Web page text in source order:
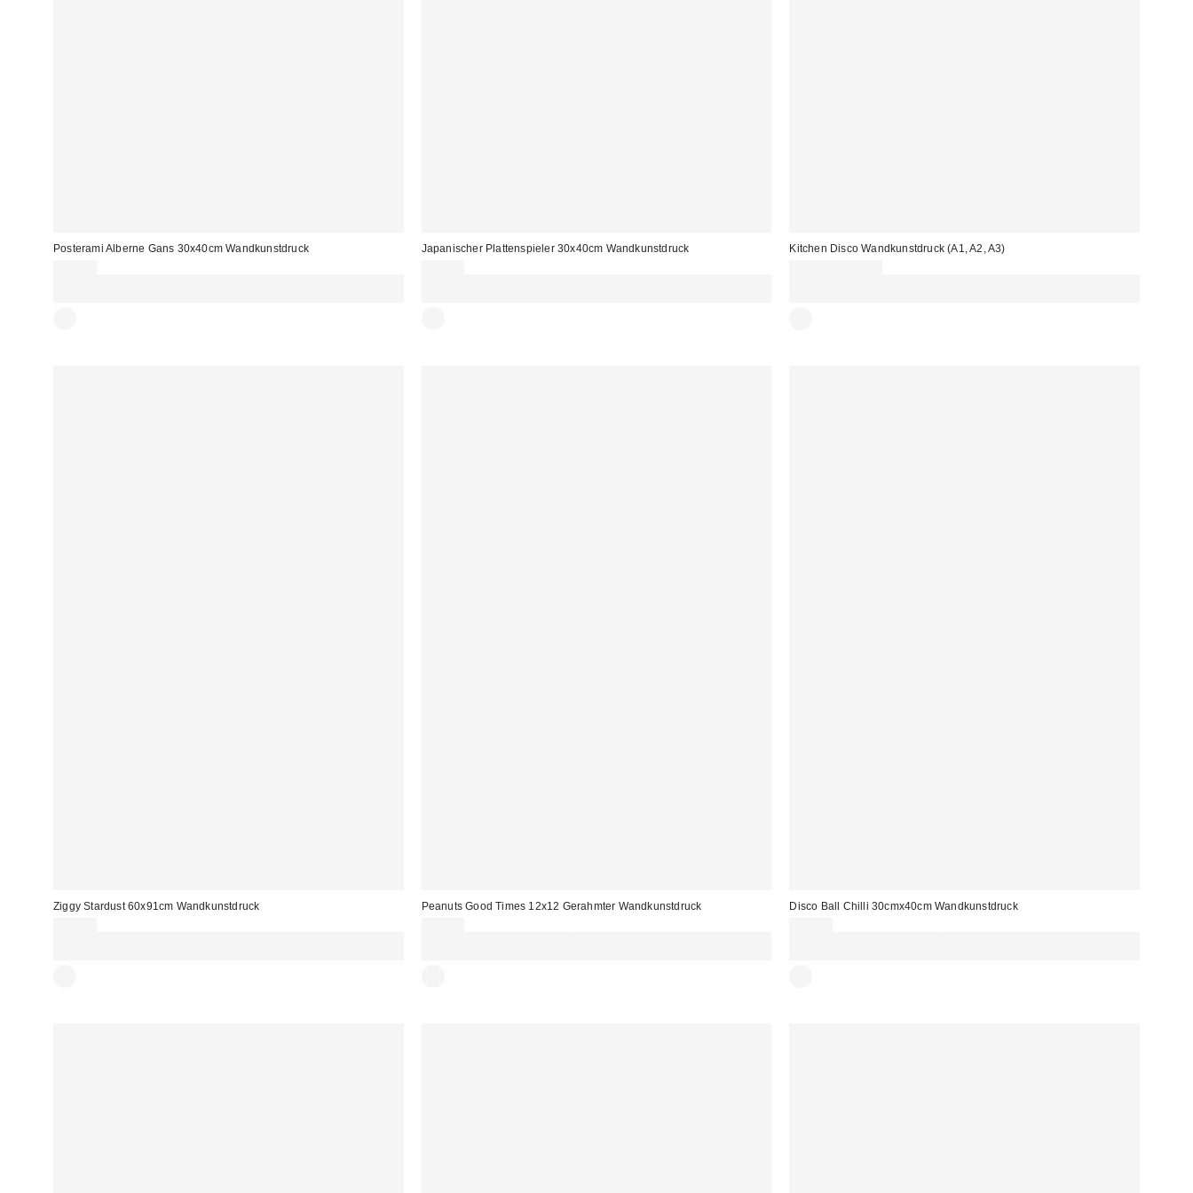
Posterami Alberne Gans 30x40cm Wandkunstdruck
Japanischer Plattenspieler 30x40cm Wandkunstdruck
Kitchen Disco Wandkunstdruck (A1, A2, A3)
Ziggy Stardust 60x91cm Wandkunstdruck
Peanuts Good Times 12x12 Gerahmter Wandkunstdruck
Disco Ball Chilli 30cmx40cm Wandkunstdruck